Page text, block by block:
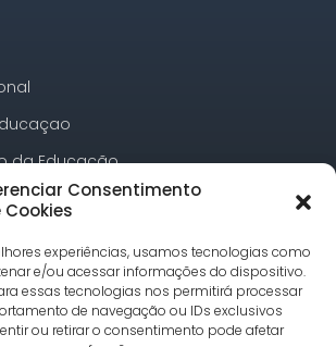
Consentimento
Cookies
experiências, usamos tecnologias como
e/ou acessar informações do dispositivo.
essas tecnologias nos permitirá processar
de navegação ou IDs exclusivos
ou retirar o consentimento pode afetar
da Educação
e Informações